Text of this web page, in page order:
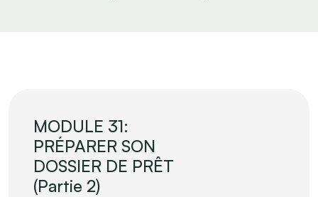
MODULE 31:
PRÉPARER SON
DOSSIER DE PRÊT
(Partie 2)